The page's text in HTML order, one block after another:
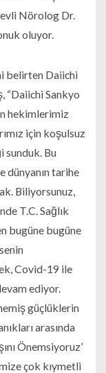
Nörolog Dr.
oluyor.
belirten Daiichi
“Daiichi Sankyo
hekimlerimiz
için koşulsuz
sunduk. Bu
dünyanın tarihe
Biliyorsunuz,
T.C. Sağlık
bugüne bugüne
Covid-19 ile
ediyor.
güçlüklerin
arasında
Önemsiyoruz’
çok kıymetli